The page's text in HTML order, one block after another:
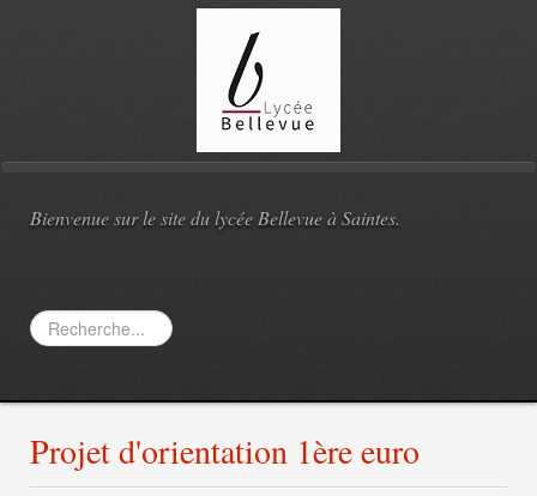
Bienvenue sur le site du lycée Bellevue à Saintes.
Rechercher
Projet d'orientation 1ère euro